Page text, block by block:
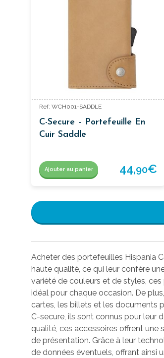
Ref: WCH001-SADDLE
C-Secure – Portefeuille En
Cuir Saddle
Ajouter au panier 44,90€
Acheter des portefeuilles Hispania
haute qualité, ce qui leur confère
variété de couleurs et de styles,
idéal pour chaque occasion. De
cartes, les billets et les documents
C-secure, ils sont connus pour leur
qualité, ces accessoires offrent
de présentation. Grâce à leur
de données éventuels, offrant ainsi